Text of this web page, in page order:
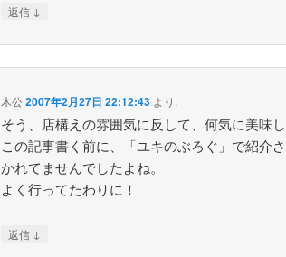
返信 ↓
木公2007年2月27日 22:12:43 より:
そう、店構えの雰囲気に反して、何気に美味し
この記事書く前に、「ユキのぶろぐ」で紹介
かれてませんでしたよね。
よく行ってたわりに！
返信 ↓